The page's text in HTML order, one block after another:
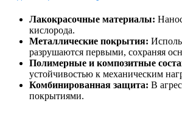
Лакокрасочные материалы:
кислорода.
Металлические покрытия:
разрушаются первыми, сохраняя
Полимерные и композитные
устойчивостью к механическим
Комбинированная защита: В
покрытиями.